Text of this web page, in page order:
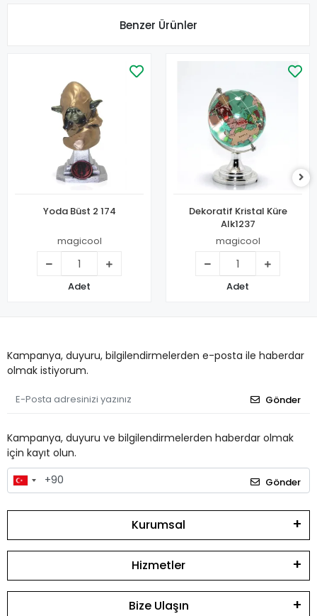
Benzer Ürünler
Yoda Büst 2 174
magicool
Adet
Dekoratif Kristal Küre
Alk1237
magicool
Adet
Kampanya, duyuru, bilgilendirmelerden e-posta ile haberdar
olmak istiyorum.
Gönder
Kampanya, duyuru ve bilgilendirmelerden haberdar olmak
için kayıt olun.
Gönder
Kurumsal
Hizmetler
Bize Ulaşın